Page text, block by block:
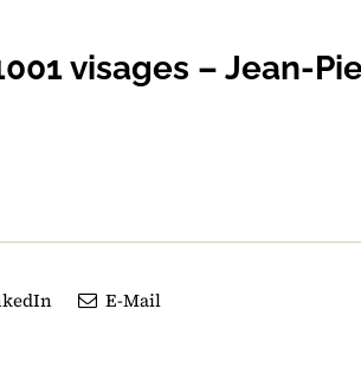
visages – Jean-
E-Mail